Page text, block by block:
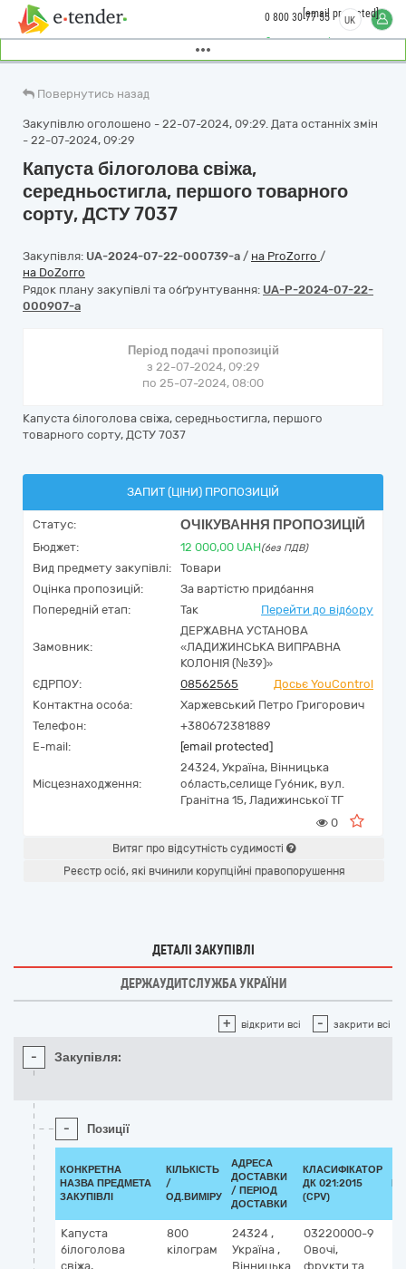
Замовити дзвінок
0 800 30 77 55[email protected]
UK
Повернутись назад
Закупівлю оголошено - 22-07-2024, 09:29. Дата останніх змін
- 22-07-2024, 09:29
Капуста білоголова свіжа,
середньостигла, першого товарного
сорту, ДСТУ 7037
Закупівля: UA-2024-07-22-000739-a / на ProZorro /
на DoZorro
Рядок плану закупівлі та обґрунтування: UA-P-2024-07-22-
000907-a
Період подачі пропозицій
з 22-07-2024, 09:29
по 25-07-2024, 08:00
Капуста білоголова свіжа, середньостигла, першого
товарного сорту, ДСТУ 7037
ЗАПИТ (ЦІНИ) ПРОПОЗИЦІЙ
Статус: ОЧІКУВАННЯ ПРОПОЗИЦІЙ
Бюджет: 12 000,00 UAH(без ПДВ)
Вид предмету закупівлі:
Товари
Оцінка пропозицій:
За вартістю придбання
Попередній етап:
Так Перейти до відбору
Замовник:
ДЕРЖАВНА УСТАНОВА
«ЛАДИЖИНСЬКА ВИПРАВНА
КОЛОНІЯ (№39)»
ЄДРПОУ:
08562565
Досьє YouControl
Контактна особа:
Харжевський Петро Григорович
Телефон:
+380672381889
E-mail:
[email protected]
Місцезнаходження:
24324, Україна, Вінницька
область,селище Губник, вул.
Гранітна 15, Ладижинської ТГ
0
Витяг про відсутність судимості
Реєстр осіб, які вчинили корупційні правопорушення
ДЕТАЛІ ЗАКУПІВЛІ
ДЕРЖАУДИТСЛУЖБА УКРАЇНИ
+ відкрити всі - закрити всі
- Закупівля:
- Позиції
КОНКРЕТНА
НАЗВА ПРЕДМЕТА
ЗАКУПІВЛІ
КІЛЬКІСТЬ
/
ОД.ВИМІРУ
АДРЕСА
ДОСТАВКИ
/ ПЕРІОД
ДОСТАВКИ
КЛАСИФІКАТОР
ДК 021:2015
(CPV)
Капуста
білоголова
свіжа,
800
кілограм
24324 ,
Україна ,
Вінницька
03220000-9
Овочі,
фрукти та